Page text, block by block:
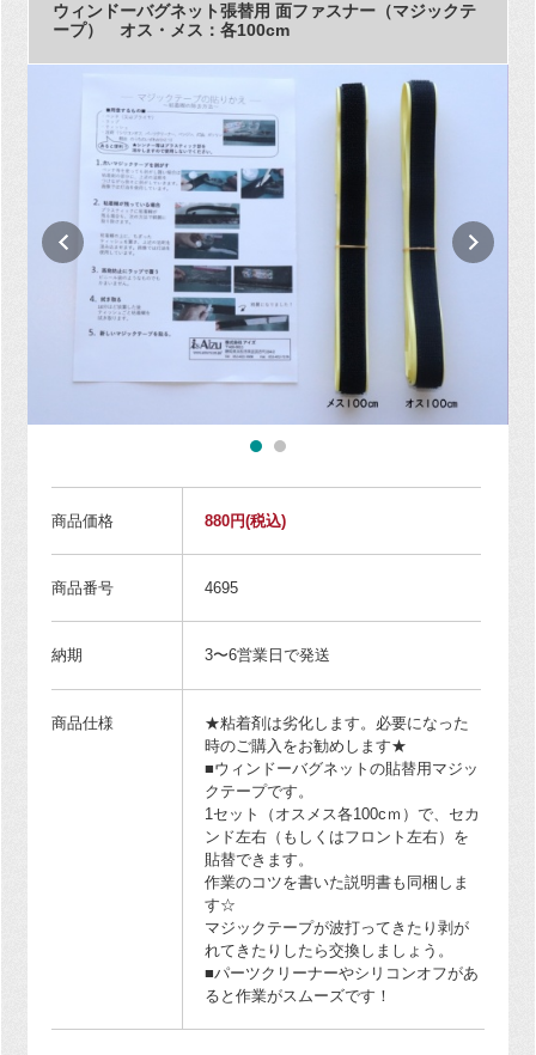
ウィンドーバグネット張替用 面ファスナー（マジックテ
ープ） オス・メス：各100cm
商品価格 880円(税込)
商品番号 4695
納期 3〜6営業日で発送
商品仕様
★粘着剤は劣化します。必要になった
時のご購入をお勧めします★
■ウィンドーバグネットの貼替用マジッ
クテープです。
1セット（オスメス各100cｍ）で、セカ
ンド左右（もしくはフロント左右）を
貼替できます。
作業のコツを書いた説明書も同梱しま
す☆
マジックテープが波打ってきたり剥が
れてきたりしたら交換しましょう。
■パーツクリーナーやシリコンオフがあ
ると作業がスムーズです！